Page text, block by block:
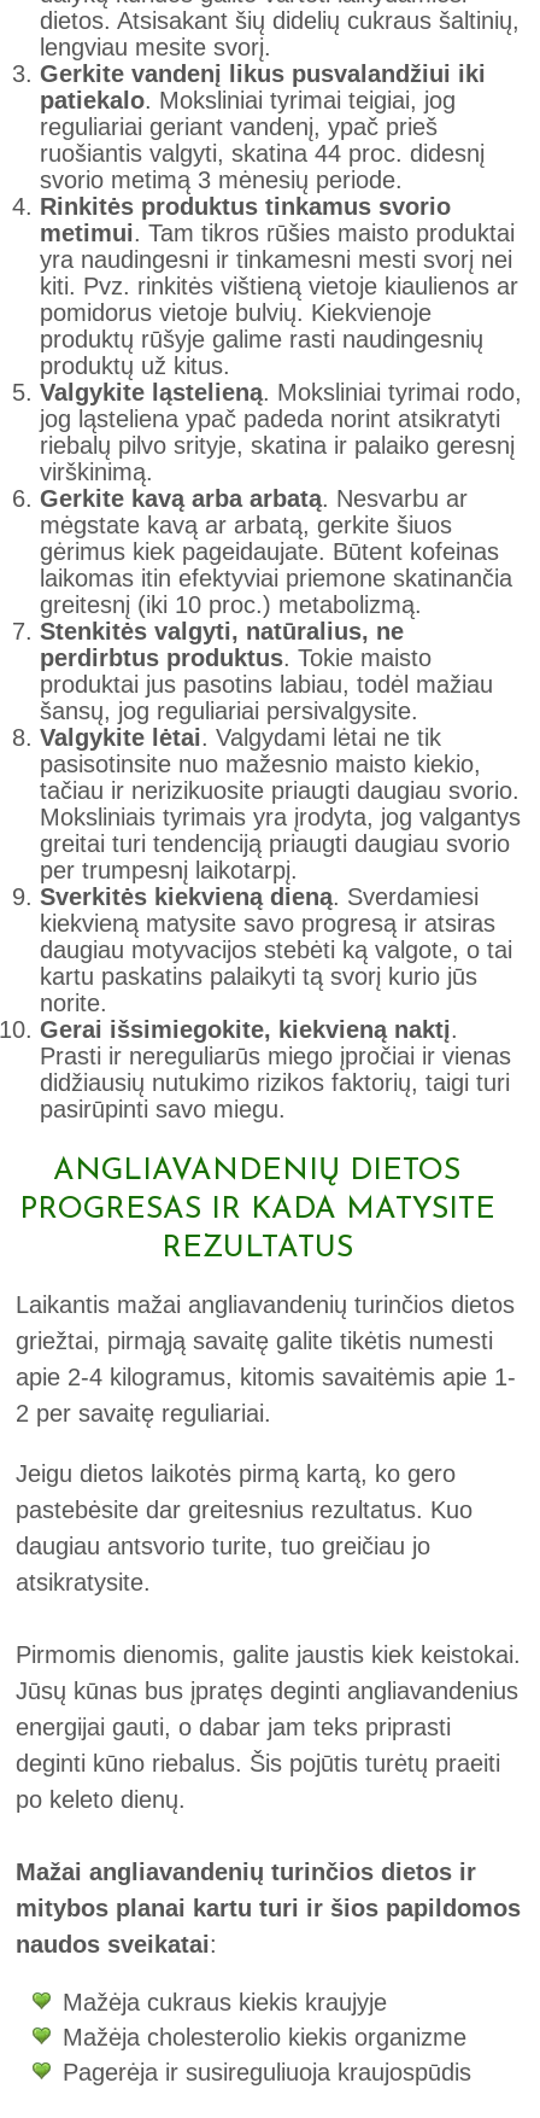
dietos. Atsisakant šių didelių cukraus šaltinių,
lengviau mesite svorį.
Gerkite vandenį likus pusvalandžiui iki
patiekalo. Moksliniai tyrimai teigiai, jog
reguliariai geriant vandenį, ypač prieš
ruošiantis valgyti, skatina 44 proc. didesnį
svorio metimą 3 mėnesių periode.
Rinkitės produktus tinkamus svorio
metimui. Tam tikros rūšies maisto produktai
yra naudingesni ir tinkamesni mesti svorį nei
kiti. Pvz. rinkitės vištieną vietoje kiaulienos ar
pomidorus vietoje bulvių. Kiekvienoje
produktų rūšyje galime rasti naudingesnių
produktų už kitus.
Valgykite ląstelieną. Moksliniai tyrimai rodo,
jog ląsteliena ypač padeda norint atsikratyti
riebalų pilvo srityje, skatina ir palaiko geresnį
virškinimą.
Gerkite kavą arba arbatą. Nesvarbu ar
mėgstate kavą ar arbatą, gerkite šiuos
gėrimus kiek pageidaujate. Būtent kofeinas
laikomas itin efektyviai priemone skatinančia
greitesnį (iki 10 proc.) metabolizmą.
Stenkitės valgyti, natūralius, ne
perdirbtus produktus. Tokie maisto
produktai jus pasotins labiau, todėl mažiau
šansų, jog reguliariai persivalgysite.
Valgykite lėtai. Valgydami lėtai ne tik
pasisotinsite nuo mažesnio maisto kiekio,
tačiau ir nerizikuosite priaugti daugiau svorio.
Moksliniais tyrimais yra įrodyta, jog valgantys
greitai turi tendenciją priaugti daugiau svorio
per trumpesnį laikotarpį.
Sverkitės kiekvieną dieną. Sverdamiesi
kiekvieną matysite savo progresą ir atsiras
daugiau motyvacijos stebėti ką valgote, o tai
kartu paskatins palaikyti tą svorį kurio jūs
norite.
Gerai išsimiegokite, kiekvieną naktį.
Prasti ir nereguliarūs miego įpročiai ir vienas
didžiausių nutukimo rizikos faktorių, taigi turi
pasirūpinti savo miegu.
ANGLIAVANDENIŲ DIETOS
PROGRESAS IR KADA MATYSITE
REZULTATUS
Laikantis mažai angliavandenių turinčios dietos
griežtai, pirmąją savaitę galite tikėtis numesti
apie 2-4 kilogramus, kitomis savaitėmis apie 1-
2 per savaitę reguliariai.
Jeigu dietos laikotės pirmą kartą, ko gero
pastebėsite dar greitesnius rezultatus. Kuo
daugiau antsvorio turite, tuo greičiau jo
atsikratysite.
Pirmomis dienomis, galite jaustis kiek keistokai.
Jūsų kūnas bus įpratęs deginti angliavandenius
energijai gauti, o dabar jam teks priprasti
deginti kūno riebalus. Šis pojūtis turėtų praeiti
po keleto dienų.
Mažai angliavandenių turinčios dietos ir
mitybos planai kartu turi ir šios papildomos
naudos sveikatai:
Mažėja cukraus kiekis kraujyje
Mažėja cholesterolio kiekis organizme
Pagerėja ir susireguliuoja kraujospūdis